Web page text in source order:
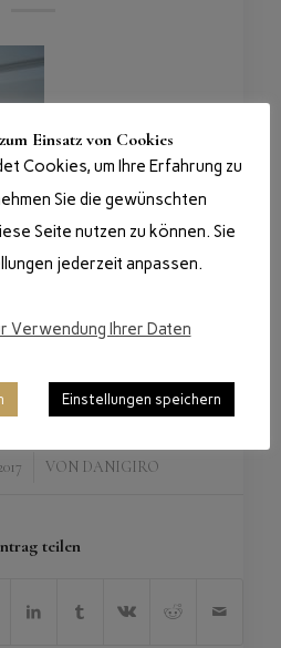
VON DANIGIRO
teilen
Einsatz von Cookies
Cookies, um Ihre Erfahrung zu
Sie die gewünschten
Seite nutzen zu können. Sie
jederzeit anpassen.
Verwendung Ihrer Daten
Einstellungen speichern